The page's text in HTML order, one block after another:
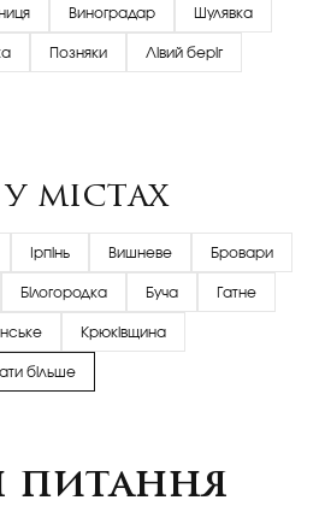
Виноградар Шулявка
Позняки Лівий беріг
містах
Ірпінь Вишневе Бровари
Білогородка Буча Гатне
Крюківщина
більше
питання